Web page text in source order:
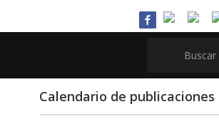
Calendario de publicaciones